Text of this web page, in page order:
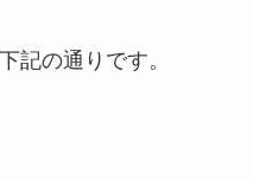
記の通りです。